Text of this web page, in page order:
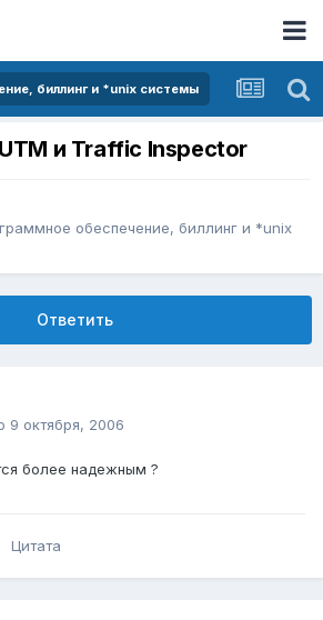
биллинг и *unix системы
и Traffic Inspector
обеспечение, биллинг и *unix
Ответить
9 октября, 2006
более надежным ?
Цитата